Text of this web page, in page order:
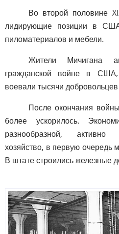
Во второй половине
лидирующие позиции в
пиломатериалов и мебели.
Жители Мичигана
гражданской войне в
воевали тысячи добровольцев
После окончания
более ускорилось.
разнообразной, активно
хозяйство, в первую очередь
В штате строились железные